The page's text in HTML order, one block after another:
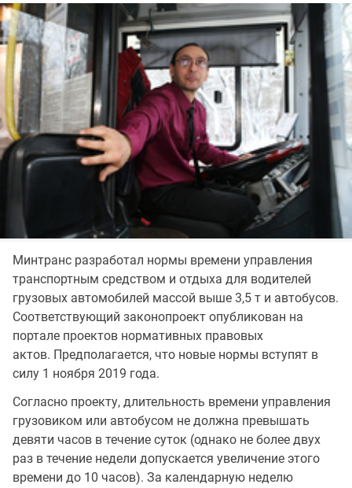
Минтранс разработал нормы времени управления
транспортным средством и отдыха для водителей
грузовых автомобилей массой выше 3,5 т и автобусов.
Соответствующий законопроект опубликован на
портале проектов нормативных правовых
актов. Предполагается, что новые нормы вступят в
силу 1 ноября 2019 года.
Согласно проекту, длительность времени управления
грузовиком или автобусом не должна превышать
девяти часов в течение суток (однако не более двух
раз в течение недели допускается увеличение этого
времени до 10 часов). За календарную неделю